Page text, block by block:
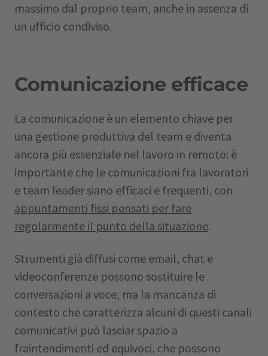
massimo dal proprio team, anche in assenza di
un ufficio condiviso.
Comunicazione efficace
La comunicazione è un elemento chiave per
una gestione produttiva del team e diventa
ancora più essenziale nel lavoro in remoto: è
importante che le comunicazioni fra lavoratori
e team leader siano efficaci e frequenti, con
appuntamenti fissi pensati per fare
regolarmente il punto della situazione.
Strumenti già diffusi come email, chat e
videoconferenze possono sostituire le
conversazioni a voce, ma la mancanza di
contesto che caratterizza alcuni di questi canali
comunicativi può lasciar spazio a
fraintendimenti ed equivoci, che possono